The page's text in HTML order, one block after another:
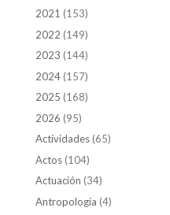
2021 (153)
2022 (149)
2023 (144)
2024(157)
2025 (168)
2026 (95)
Actividades(65)
Actos(104)
Actuación (34)
Antropología (4)